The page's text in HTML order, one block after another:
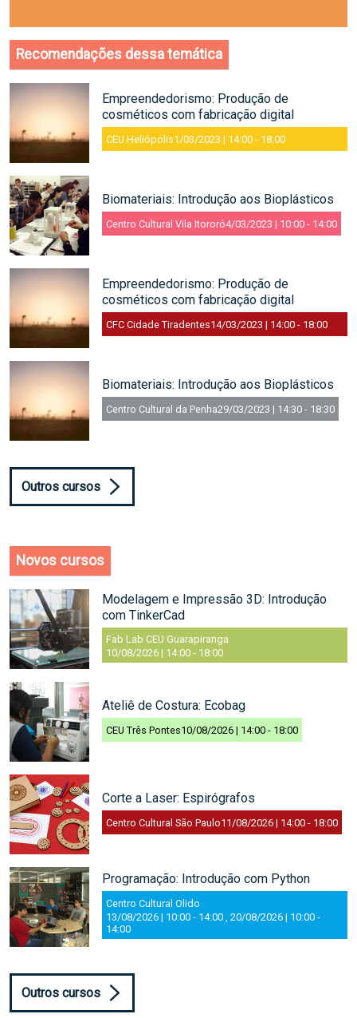
Recomendações dessa temática
Empreendedorismo: Produção de
cosméticos com fabricação digital
CEU Heliópolis1/03/2023 | 14:00 - 18:00
Biomateriais: Introdução aos Bioplásticos
Centro Cultural Vila Itororó4/03/2023 | 10:00 - 14:00
Empreendedorismo: Produção de
cosméticos com fabricação digital
CFC Cidade Tiradentes14/03/2023 | 14:00 - 18:00
Biomateriais: Introdução aos Bioplásticos
Centro Cultural da Penha29/03/2023 | 14:30 - 18:30
Outros cursos
Novos cursos
Modelagem e Impressão 3D: Introdução
com TinkerCad
Fab Lab CEU Guarapiranga
10/08/2026 | 14:00 - 18:00
Ateliê de Costura: Ecobag
CEU Três Pontes10/08/2026 | 14:00 - 18:00
Corte a Laser: Espirógrafos
Centro Cultural São Paulo11/08/2026 | 14:00 - 18:00
Programação: Introdução com Python
Centro Cultural Olido
13/08/2026 | 10:00 - 14:00 20/08/2026 | 10:00 -
14:00
Outros cursos